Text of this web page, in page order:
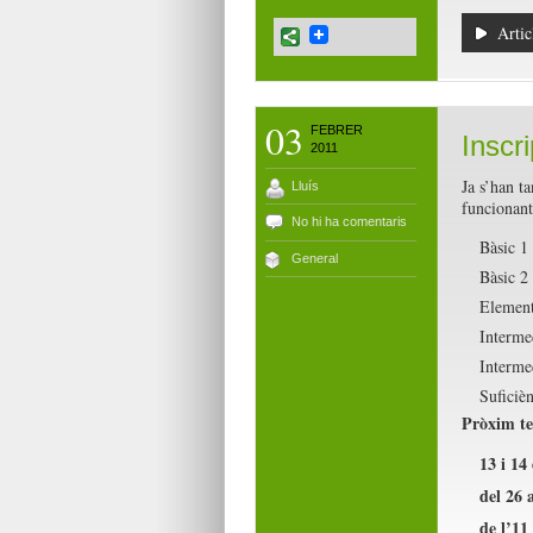
03
FEBRER
2011
Lluís
No hi ha comentaris
General
Ja s’han
Bàsic
Pròxim
13 i
del 26
de